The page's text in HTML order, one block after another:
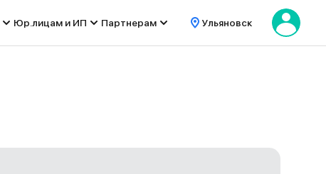
Юр.лицам и ИП Партнерам Ульяновск